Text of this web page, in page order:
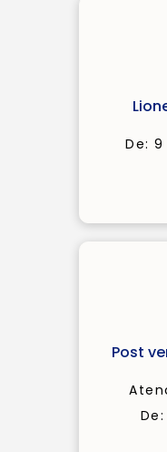
De:
Post